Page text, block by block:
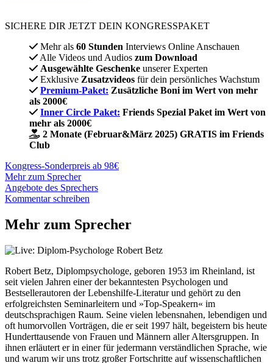
SICHERE DIR JETZT DEIN KONGRESSPAKET​
Mehr als 60 Stunden Interviews Online Anschauen
Alle Videos und Audios zum Download
Ausgewählte Geschenke unserer Experten
Exklusive Zusatzvideos für dein persönliches Wachstum
Premium-Paket: Zusätzliche Boni im Wert von mehr
als 2000€
Inner Circle Paket: Friends Spezial Paket im Wert von
mehr als 2000€
2 Monate (Februar&März 2025) GRATIS im Friends
Club
Kongress-Sonderpreis ab 98€
Mehr zum Sprecher
Angebote des Sprechers
Kommentar schreiben
Mehr zum Sprecher
Robert Betz, Diplompsychologe, geboren 1953 im Rheinland, ist
seit vielen Jahren einer der bekanntesten Psychologen und
Bestsellerautoren der Lebenshilfe-Literatur und gehört zu den
erfolgreichsten Seminarleitern und »Top-Speakern« im
deutschsprachigen Raum. Seine vielen lebensnahen, lebendigen und
oft humorvollen Vorträgen, die er seit 1997 hält, begeistern bis heute
Hunderttausende von Frauen und Männern aller Altersgruppen. In
ihnen erläutert er in einer für jedermann verständlichen Sprache, wie
und warum wir uns trotz großer Fortschritte auf wissenschaftlichen